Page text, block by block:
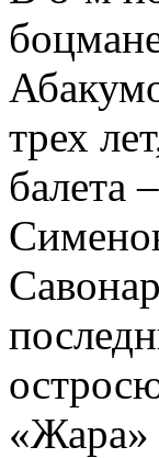
трех
балета
«Жара»